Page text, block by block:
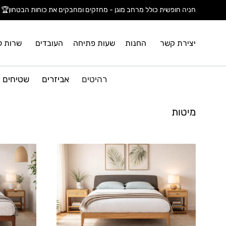
חניה חופשית כולל מרחב מוגן - מחזקים ומחבקים את כוחות הבטחון🏆
יצירת קשר החנות שעות פתיחה העובדים שרות
רהיטים אביזרים שטיחים
מיטות